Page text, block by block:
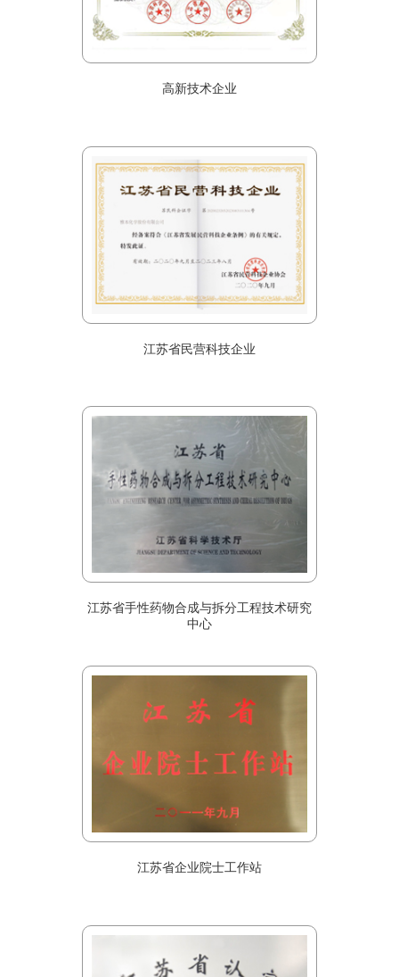
高新技术企业
江苏省民营科技企业
江苏省手性药物合成与拆分工程技术研究
中心
江苏省企业院士工作站